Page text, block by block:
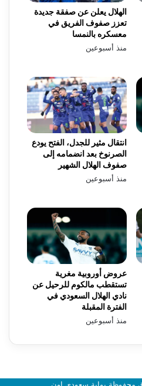
الهلال يعلن عن صفقة جديدة
تعزز صفوف الفريق في
معسكره بالنمسا
منذ أسبوعين
انتقال مثير للجدل، الفتح يودع
الصرنوخ بعد انضمامه إلى
صفوف الهلال الشهير
منذ أسبوعين
عروض أوروبية مغرية
تستقطب مالكوم للرحيل عن
نادي الهلال السعودي في
الفترة المقبلة
منذ أسبوعين